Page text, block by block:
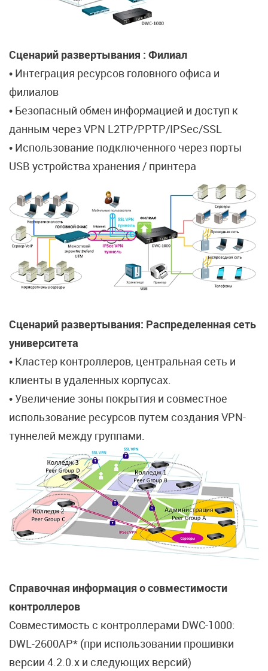
Сценарий развертывания : Филиал
• Интеграция ресурсов головного офиса и
филиалов
• Безопасный обмен информацией и доступ к
данным через VPN L2TP/PPTP/IPSec/SSL
• Использование подключенного через порты
USB устройства хранения / принтера
Сценарий развертывания: Распределенная сеть
университета
• Кластер контроллеров, центральная сеть и
клиенты в удаленных корпусах.
• Увеличение зоны покрытия и совместное
использование ресурсов путем создания VPN-
туннелей между группами.
Справочная информация о совместимости
контроллеров
Cовместимость с контроллерами DWC-1000:
DWL-2600AP* (при использовании прошивки
версии 4.2.0.x и следующих версий)